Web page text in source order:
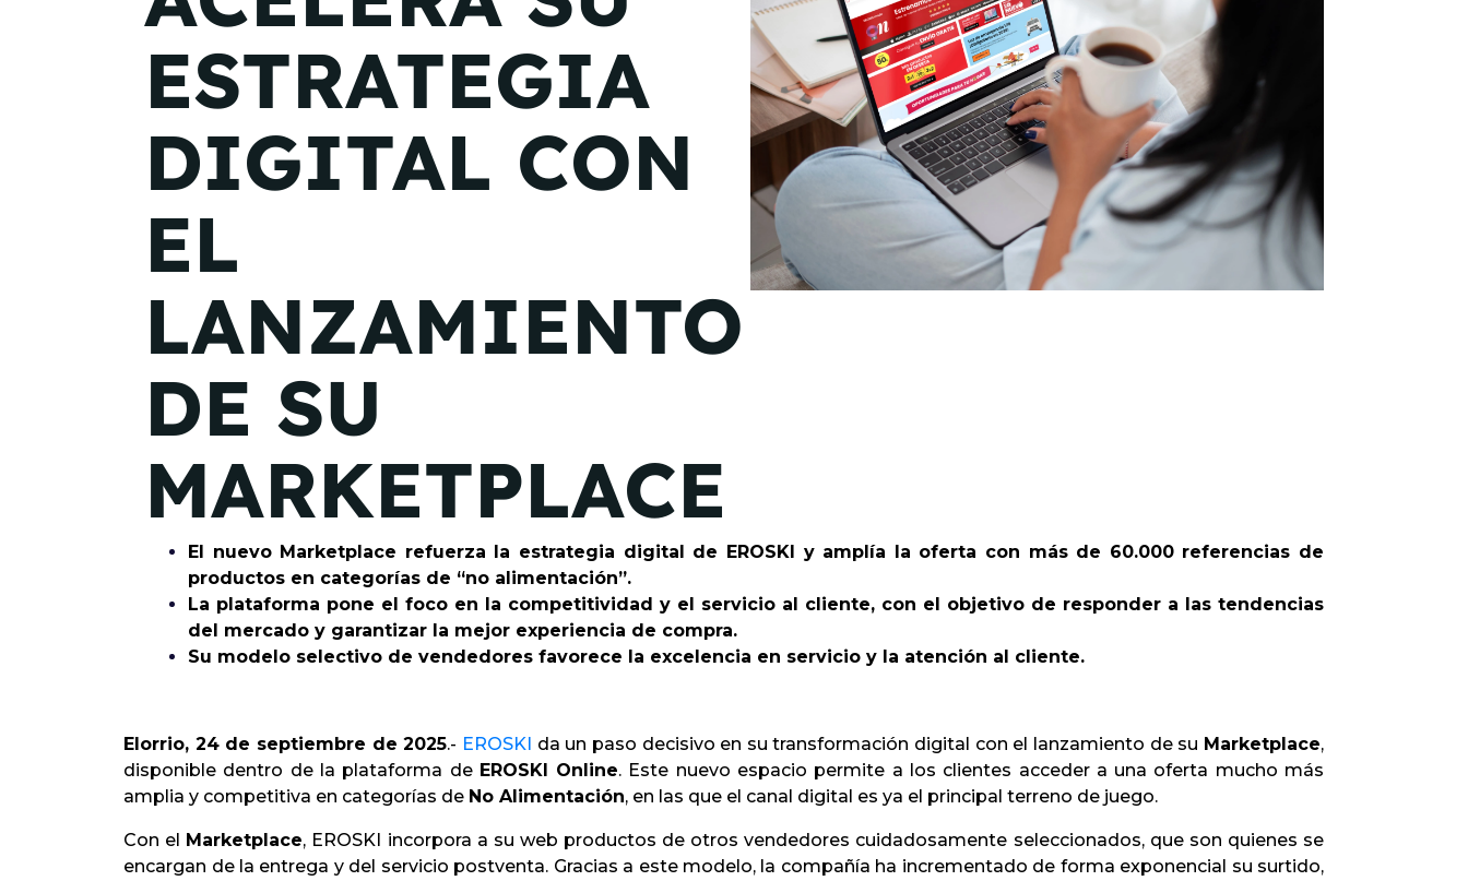
Madrid 2026 2 -08
de octubre
Castilla-La Mancha
22 de octubre
Barcelona 2026 2 -
05 de noviembre
VER MÁS
Infórmate
ESTRATEGIA
DIGITAL CON
EL
LANZAMIENTO
DE SU
MARKETPLACE
El nuevo Marketplace refuerza la estrategia digital de EROSKI y amplía la oferta con más de 60.000 referencias de
productos en categorías de “no alimentación”.
La plataforma pone el foco en la competitividad y el servicio al cliente, con el objetivo de responder a las tendencias
del mercado y garantizar la mejor experiencia de compra.
Su modelo selectivo de vendedores favorece la excelencia en servicio y la atención al cliente.
Elorrio, 24 de septiembre de 2025.- EROSKI da un paso decisivo en su transformación digital con el lanzamiento de su Marketplace,
disponible dentro de la plataforma de EROSKI Online. Este nuevo espacio permite a los clientes acceder a una oferta mucho más
amplia y competitiva en categorías de No Alimentación, en las que el canal digital es ya el principal terreno de juego.
Con el Marketplace, EROSKI incorpora a su web productos de otros vendedores cuidadosamente seleccionados, que son quienes se
encargan de la entrega y del servicio postventa. Gracias a este modelo, la compañía ha incrementado de forma exponencial su surtido,